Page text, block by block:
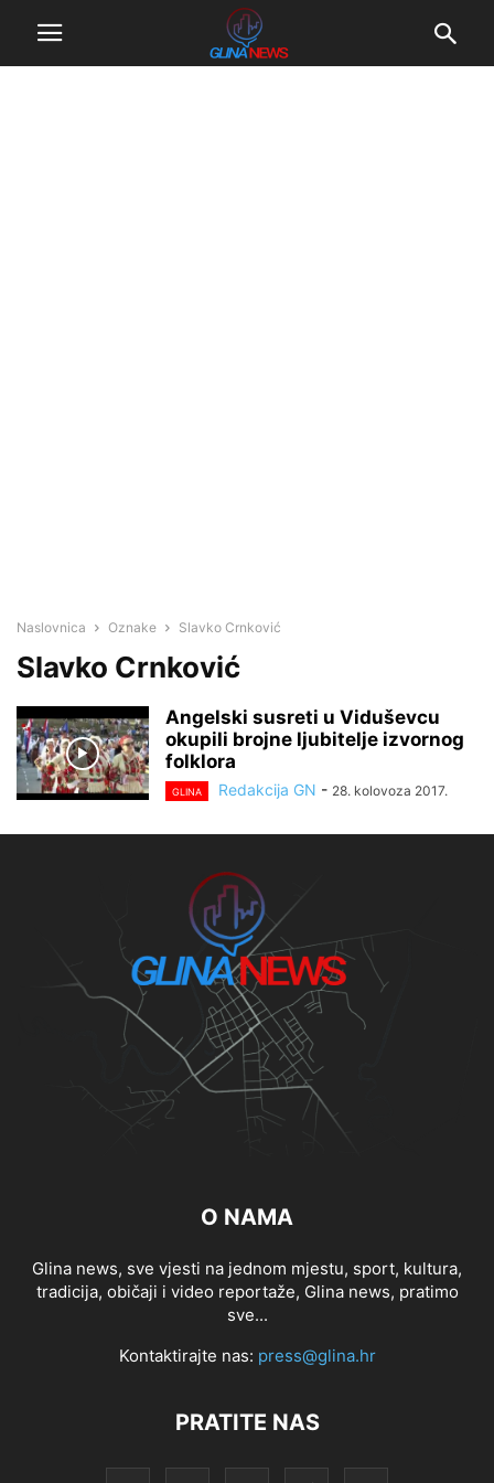
Naslovnica Oznake Slavko Crnković
Slavko Crnković
Angelski susreti u Viduševcu
okupili brojne ljubitelje izvornog
folklora
GLINA Redakcija GN - 28. kolovoza 2017.
O NAMA
Glina news, sve vjesti na jednom mjestu, sport, kultura,
tradicija, običaji i video reportaže, Glina news, pratimo
sve...
Kontaktirajte nas: press@glina.hr
PRATITE NAS